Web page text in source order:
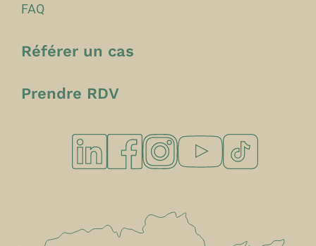
FAQ
Référer un cas
Prendre RDV